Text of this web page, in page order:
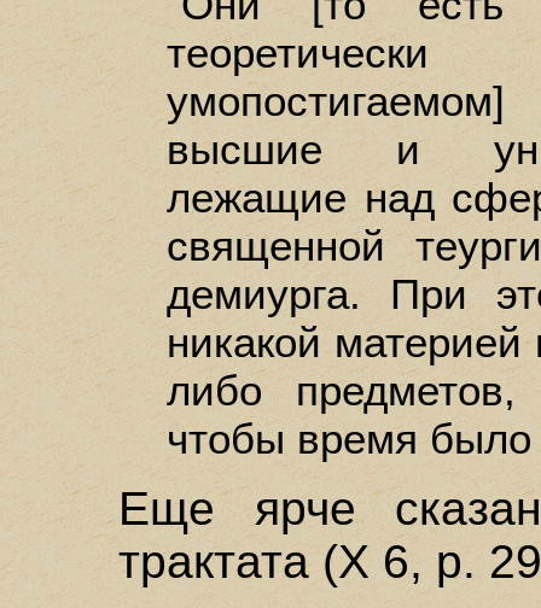
высшие и
лежащие над
священной
демиурга. При
никакой материей
либо
чтобы время
Еще ярче
трактата (X 6, р.